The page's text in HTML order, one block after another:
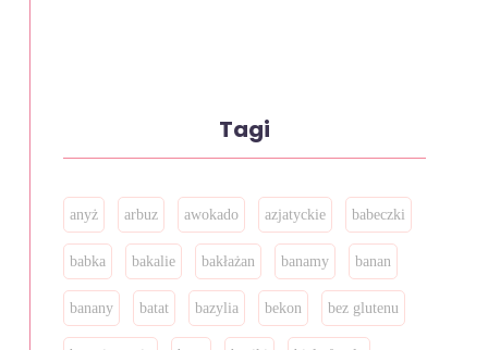
Tagi
anyż arbuz awokado azjatyckie babeczki
babka bakalie bakłażan banamy banan
banany batat bazylia bekon bez glutenu